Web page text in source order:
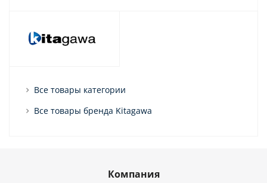
Все товары категории
Все товары бренда Kitagawa
Компания